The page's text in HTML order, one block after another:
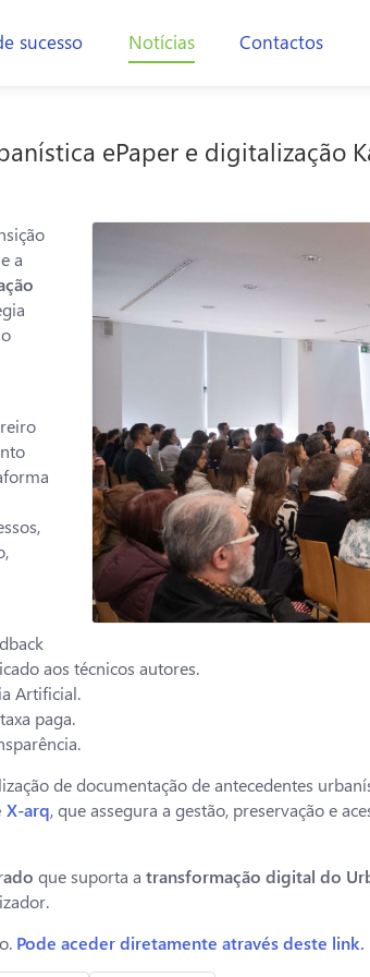
sucesso Notícias Contactos
ePaper e digitalização
e a
aos técnicos autores.
Artificial.
paga.
de documentação de antecedentes
X-arq, que assegura a gestão, preservação e
que suporta a transformação digital do
Pode aceder diretamente através deste link.